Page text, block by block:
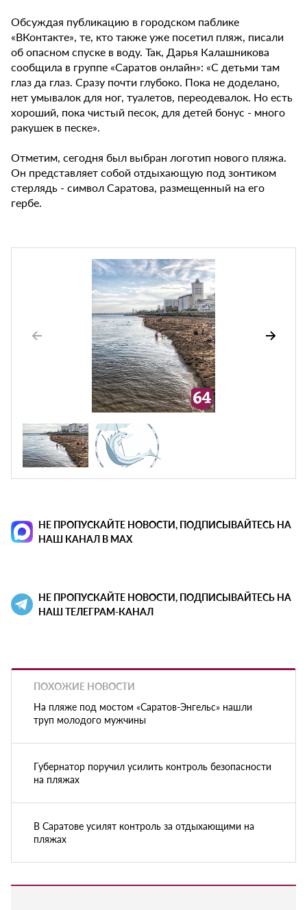
Обсуждая публикацию в городском паблике
«ВКонтакте», те, кто также уже посетил пляж, писали
об опасном спуске в воду. Так, Дарья Калашникова
сообщила в группе «Саратов онлайн»: «С детьми там
глаз да глаз. Сразу почти глубоко. Пока не доделано,
нет умывалок для ног, туалетов, переодевалок. Но есть
хороший, пока чистый песок, для детей бонус - много
ракушек в песке».
Отметим, сегодня был выбран логотип нового пляжа.
Он представляет собой отдыхающую под зонтиком
стерлядь - символ Саратова, размещенный на его
гербе.
НЕ ПРОПУСКАЙТЕ НОВОСТИ, ПОДПИСЫВАЙТЕСЬ НА
НАШ КАНАЛ В MAX
НЕ ПРОПУСКАЙТЕ НОВОСТИ, ПОДПИСЫВАЙТЕСЬ НА
НАШ ТЕЛЕГРАМ-КАНАЛ
ПОХОЖИЕ НОВОСТИ
На пляже под мостом «Саратов-Энгельс» нашли
труп молодого мужчины
Губернатор поручил усилить контроль безопасности
на пляжах
В Саратове усилят контроль за отдыхающими на
пляжах